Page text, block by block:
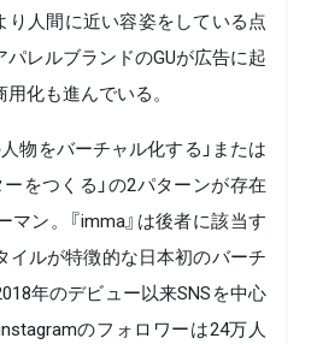
り人間に近い容姿をしている点
レルブランドのGUが広告に起
化も進んでいる。
物をバーチャル化する」または
をつくる」の2パターンが存在
ン。『imma』は後者に該当す
イルが特徴的な日本初のバーチ
年のデビュー以来SNSを中心
のフォロワーは24万人